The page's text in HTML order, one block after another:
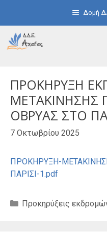
Δομή
ΠΡΟΚΗΡΥΞΗ
ΜΕΤΑΚΙΝΗΣΗΣ
ΟΒΡΥΑΣ ΣΤΟ
7 Οκτωβρίου 2025
ΠΡΟΚΗΡΥΞΗ-
ΠΑΡΙΣΙ-1.pdf
Κατηγορίες
Προκηρύξεις